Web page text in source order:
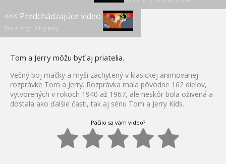
<<< Predchádzajúce video
Tom a Jerry - Silný Jerry
Tom a Jerry môžu byť aj priatelia.
Večný boj mačky a myši zachytený v klasickej animovanej
rozprávke Tom a Jerry. Rozprávka mala pôvodne 162 dielov,
vytvorených v rokoch 1940 až 1967, ale neskôr bola oživená a
dostala ako ďalšie časti, tak aj sériu Tom a Jerry Kids.
Páčilo sa vám video?